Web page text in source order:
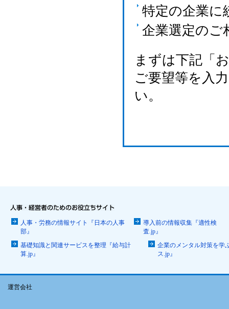
特定の企業に
企業選定のご
まずは下記「
ご要望等を入
い。
人事・労務の情報サイト『日本の人事
部』
導入前の情報収集『適性検
査.jp』
基礎知識と関連サービスを整理『給与計
算.jp』
企業のメンタル対策を学
ス.jp』
運営会社